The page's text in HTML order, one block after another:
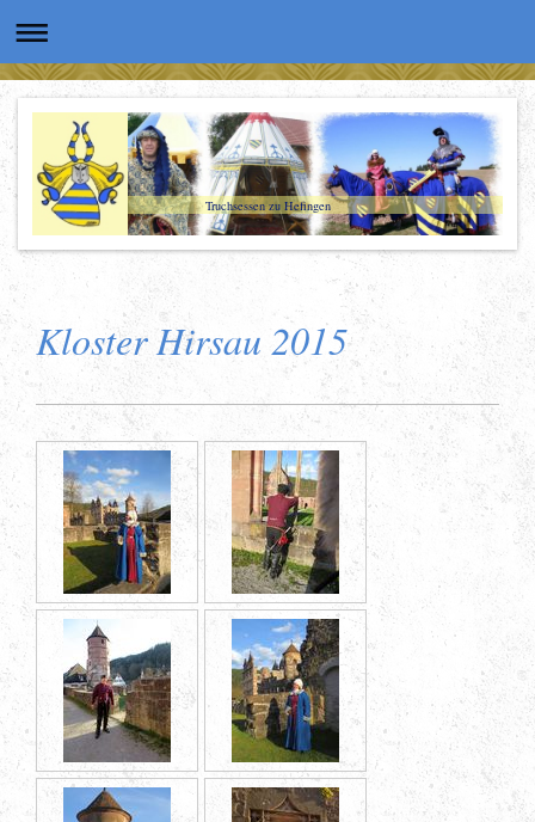
Truchsessen zu Hefingen
Kloster Hirsau 2015